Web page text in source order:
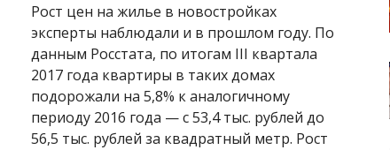
Рост цен на жилье в новостройках
эксперты наблюдали и в прошлом году. По
данным Росстата, по итогам III квартала
2017 года квартиры в таких домах
подорожали на 5,8% к аналогичному
периоду 2016 года — с 53,4 тыс. рублей до
56,5 тыс. рублей за квадратный метр. Рост